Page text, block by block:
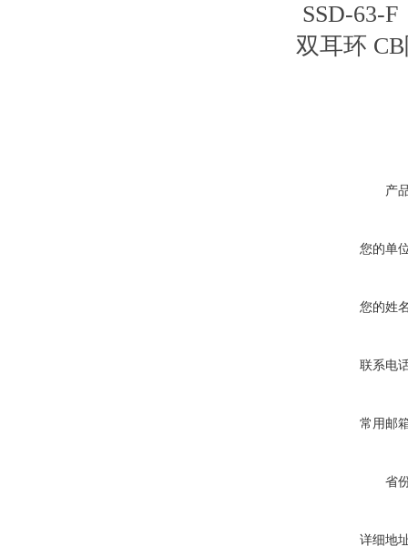
SSD-63-
双耳环
产
您的单
您的姓
联系电
常用邮
省
详细地